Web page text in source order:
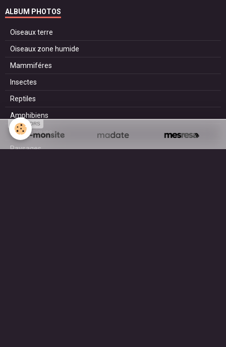
ALBUM PHOTOS
Oiseaux terre
Oiseaux zone humide
Mammiféres
Insectes
Reptiles
Amphibiens
Domestiques
Paysages
SPONSORS